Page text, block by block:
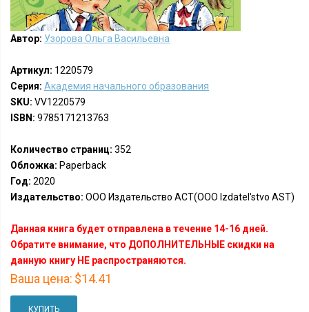
Автор: Узорова Ольга Васильевна
Артикул: 1220579
Серия: Академия начального образования
SKU: VV1220579
ISBN: 9785171213763
Количество страниц: 352
Обложка: Paperback
Год: 2020
Издательство: ООО Издательство АСТ(OOO Izdatel'stvo AST)
Данная книга будет отправлена в течение 14-16 дней.
Обратите внимание, что ДОПОЛНИТЕЛЬНЫЕ скидки на
данную книгу НЕ распространяются.
Ваша цена: $14.41
КУПИТЬ